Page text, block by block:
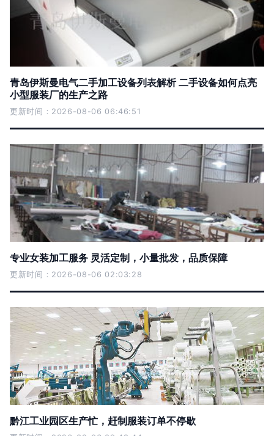
青岛伊斯曼电气二手加工设备列表解析 二手设备如何点亮
小型服装厂的生产之路
更新时间：2026-08-06 06:46:51
专业女装加工服务 灵活定制，小量批发，品质保障
更新时间：2026-08-06 02:03:28
黔江工业园区生产忙，赶制服装订单不停歇